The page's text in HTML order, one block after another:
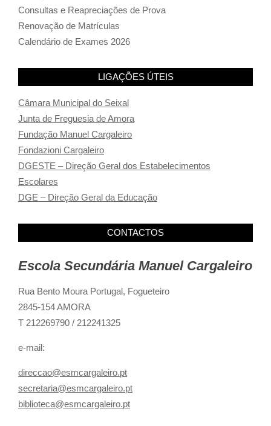
Consultas e Reapreciações de Prova
Renovação de Matrículas
Calendário de Exames 2026
LIGAÇÕES ÚTEIS
Câmara Municipal do Seixal
Junta de Freguesia de Amora
Fundação Manuel Cargaleiro
Fondazioni Cargaleiro
DGESTE – Direção Geral dos Estabelecimentos
Escolares
DGE – Direção Geral da Educação
CONTACTOS
Escola Secundária Manuel Cargaleiro
Rua Bento Moura Portugal, Fogueteiro
2845-154 AMORA
T 212269790 / 212241325
e-mail:
direccao@esmcargaleiro.pt
secretaria@esmcargaleiro.pt
biblioteca@esmcargaleiro.pt